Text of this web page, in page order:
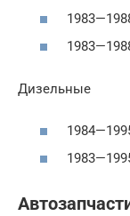
Дизельные